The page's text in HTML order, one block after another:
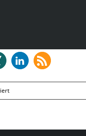
für
CrossFit